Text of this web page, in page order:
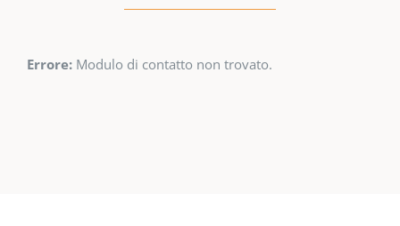
Errore: Modulo di contatto non trovato.